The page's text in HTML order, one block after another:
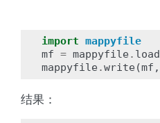
import mappyfile
mf = mappyfile . load
mappyfile .write (mf ,
结果：